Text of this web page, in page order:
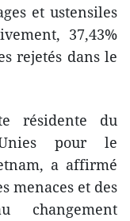
et ustensiles
37,43%
rejetés dans le
résidente du
pour le
a affirmé
menaces et des
changement